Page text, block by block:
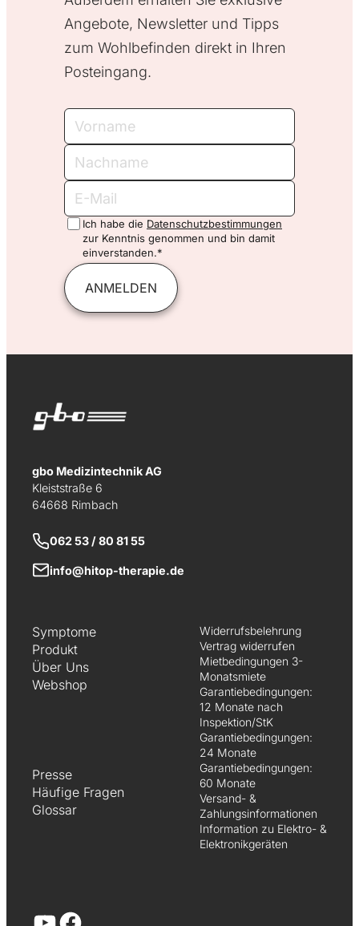
Angebote, Newsletter und Tipps
zum Wohlbefinden direkt in Ihren
Posteingang.
Vorname
Nachname
E-
Mail
Ich habe die Datenschutzbestimmungen
zur Kenntnis genommen und bin damit
einverstanden.*
ANMELDEN
gbo Medizintechnik AG
Kleiststraße 6
64668 Rimbach
062 53 / 80 81 55
info@hitop-therapie.de
Symptome
Produkt
Über Uns
Webshop
Presse
Häufige Fragen
Glossar
Widerrufsbelehrung
Vertrag widerrufen
Mietbedingungen 3-
Monatsmiete
Garantiebedingungen:
12 Monate nach
Inspektion/StK
Garantiebedingungen:
24 Monate
Garantiebedingungen:
60 Monate
Versand- &
Zahlungsinformationen
Information zu Elektro- &
Elektronikgeräten
YouTube Facebook